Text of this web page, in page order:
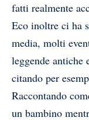
fatti realmente
Eco inoltre ci ha
media, molti
leggende antiche
citando per
Raccontando
un bambino